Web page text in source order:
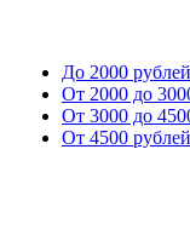
До 2000 рублей
От 2000 до
От 3000 до
От 4500 рублей